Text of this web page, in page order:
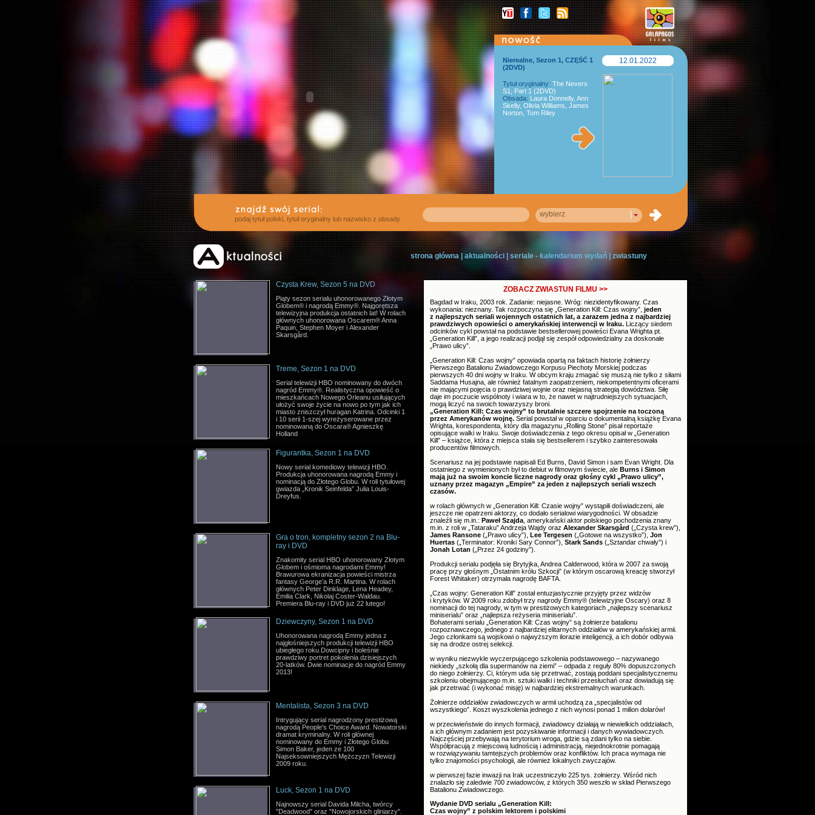
Nierealne, Sezon 1, CZĘŚĆ 1
(2DVD)
Tytuł oryginalny: The Nevers
S1, Part 1 (2DVD)
Obsada: Laura Donnelly, Ann
Skelly, Olivia Williams, James
Norton, Tom Riley
12.01.2022
podaj tytuł polski, tytuł oryginalny lub nazwisko z obsady
wybierz
strona główna aktualności seriale - kalendarium wydań zwiastuny
Czysta Krew, Sezon 5 na DVD
Piąty sezon serialu uhonorowanego Złotym
Globem® i nagrodą Emmy®. Najgorętsza
telewizyjna produkcja ostatnich lat! W rolach
głównych uhonorowana Oscarem® Anna
Paquin, Stephen Moyer i Alexander
Skarsgård.
Treme, Sezon 1 na DVD
Serial telewizji HBO nominowany do dwóch
nagród Emmy®. Realistyczna opowieść o
mieszkańcach Nowego Orleanu usiłujących
ułożyć swoje życie na nowo po tym jak ich
miasto zniszczył huragan Katrina. Odcinki 1
i 10 serii 1-szej wyreżyserowane przez
nominowaną do Oscara® Agnieszkę
Holland
Figurantka, Sezon 1 na DVD
Nowy serial komediowy telewizji HBO.
Produkcja uhonorowana nagrodą Emmy i
nominacją do Złotego Globu. W roli tytułowej
gwiazda „Kronik Seinfelda” Julia Louis-
Dreyfus.
Gra o tron, kompletny sezon 2 na Blu-
ray i DVD
Znakomity serial HBO uhonorowany Złotym
Globem i ośmioma nagrodami Emmy!
Brawurowa ekranizacja powieści mistrza
fantasy George’a R.R. Martina. W rolach
głównych Peter Dinklage, Lena Headey,
Emilia Clark, Nikolaj Coster-Waldau.
Premiera Blu-ray i DVD już 22 lutego!
Dziewczyny, Sezon 1 na DVD
Uhonorowana nagrodą Emmy jedna z
najgłośniejszych produkcji telewizji HBO
ubiegłego roku.Dowcipny i boleśnie
prawdziwy portret pokolenia dzisiejszych
20-latków. Dwie nominacje do nagród Emmy
2013!
Mentalista, Sezon 3 na DVD
Intrygujący serial nagrodzony prestiżową
nagrodą People's Choice Award. Nowatorski
dramat kryminalny. W roli głównej
nominowany do Emmy i Złotego Globu
Simon Baker, jeden ze 100
Najseksowniejszych Mężczyzn Telewizji
2009 roku.
Luck, Sezon 1 na DVD
Najnowszy serial Davida Milcha, twórcy
"Deadwood" oraz "Nowojorskich gliniarzy".
ZOBACZ ZWIASTUN FILMU >>
Bagdad w Iraku, 2003 rok. Zadanie: niejasne. Wróg: niezidentyfikowany. Czas
wykonania: nieznany. Tak rozpoczyna się „Generation Kill: Czas wojny”, jeden
z najlepszych seriali wojennych ostatnich lat, a zarazem jedna z najbardziej
prawdziwych opowieści o amerykańskiej interwencji w Iraku. Liczący siedem
odcinków cykl powstał na podstawie bestsellerowej powieści Evana Wrighta pt.
„Generation Kill”, a jego realizacji podjął się zespół odpowiedzialny za doskonałe
„Prawo ulicy”.
„Generation Kill: Czas wojny” opowiada opartą na faktach historię żołnierzy
Pierwszego Batalionu Zwiadowczego Korpusu Piechoty Morskiej podczas
pierwszych 40 dni wojny w Iraku. W obcym kraju zmagać się muszą nie tylko z siłami
Saddama Husajna, ale również fatalnym zaopatrzeniem, niekompetentnymi oficerami
nie mającymi pojęcia o prawdziwej wojnie oraz niejasną strategią dowództwa. Siłę
daje im poczucie wspólnoty i wiara w to, że nawet w najtrudniejszych sytuacjach,
mogą liczyć na swoich towarzyszy broni.
„Generation Kill: Czas wojny” to brutalnie szczere spojrzenie na toczoną
przez Amerykanów wojnę. Serial powstał w oparciu o dokumentalną książkę Evana
Wrighta, korespondenta, który dla magazynu „Rolling Stone” pisał reportaże
opisujące walki w Iraku. Swoje doświadczenia z tego okresu opisał w „Generation
Kill” – książce, która z miejsca stała się bestsellerem i szybko zainteresowała
producentów filmowych.
Scenariusz na jej podstawie napisali Ed Burns, David Simon i sam Evan Wright. Dla
ostatniego z wymienionych był to debiut w filmowym świecie, ale Burns i Simon
mają już na swoim koncie liczne nagrody oraz głośny cykl „Prawo ulicy”,
uznany przez magazyn „Empire” za jeden z najlepszych seriali wszech
czasów.
w rolach głównych w „Generation Kill: Czasie wojny” wystąpili doświadczeni, ale
jeszcze nie opatrzeni aktorzy, co dodało serialowi wiarygodności. W obsadzie
znaleźli się m.in.: Paweł Szajda , amerykański aktor polskiego pochodzenia znany
m.in. z roli w „Tataraku” Andrzeja Wajdy oraz Alexander Skarsgård („Czysta krew”),
James Ransone („Prawo ulicy”), Lee Tergesen („Gotowe na wszystko”), Jon
Huertas („Terminator: Kroniki Sary Connor”), Stark Sands („Sztandar chwały”) i
Jonah Lotan („Przez 24 godziny”).
Produkcji serialu podjęła się Brytyjka, Andrea Calderwood, która w 2007 za swoją
pracę przy głośnym „Ostatnim królu Szkocji” (w którym oscarową kreację stworzył
Forest Whitaker) otrzymała nagrodę BAFTA.
„Czas wojny: Generation Kill” został entuzjastycznie przyjęty przez widzów
i krytyków. W 2009 roku zdobył trzy nagrody Emmy® (telewizyjne Oscary) oraz 8
nominacji do tej nagrody, w tym w prestiżowych kategoriach „najlepszy scenariusz
miniserialu” oraz „najlepsza reżyseria miniserialu”.
Bohaterami serialu „Generation Kill: Czas wojny” są żołnierze batalionu
rozpoznawczego, jednego z najbardziej elitarnych oddziałów w amerykańskiej armii.
Jego członkami są wojskowi o najwyższym ilorazie inteligencji, a ich dobór odbywa
się na drodze ostrej selekcji.
w wyniku niezwykle wyczerpującego szkolenia podstawowego – nazywanego
niekiedy „szkołą dla supermanów na ziemi” – odpada z reguły 80% dopuszczonych
do niego żołnierzy. Ci, którym uda się przetrwać, zostają poddani specjalistycznemu
szkoleniu obejmującego m.in. sztuki walki i techniki przesłuchań oraz dowiadują się
jak przetrwać (i wykonać misję) w najbardziej ekstremalnych warunkach.
Żołnierze oddziałów zwiadowczych w armii uchodzą za „specjalistów od
wszystkiego”. Koszt wyszkolenia jednego z nich wynosi ponad 1 milion dolarów!
w przeciwieństwie do innych formacji, zwiadowcy działają w niewielkich oddziałach,
a ich głównym zadaniem jest pozyskiwanie informacji i danych wywiadowczych.
Najczęściej przebywają na terytorium wroga, gdzie są zdani tylko na siebie.
Współpracują z miejscową ludnością i administracją, niejednokrotnie pomagają
w rozwiązywaniu tamtejszych problemów oraz konfliktów. Ich praca wymaga nie
tylko znajomości psychologii, ale również lokalnych zwyczajów.
w pierwszej fazie inwazji na Irak uczestniczyło 225 tys. żołnierzy. Wśród nich
znalazło się zaledwie 700 zwiadowców, z których 350 weszło w skład Pierwszego
Batalionu Zwiadowczego.
Wydanie DVD serialu „Generation Kill:
Czas wojny” z polskim lektorem i polskimi